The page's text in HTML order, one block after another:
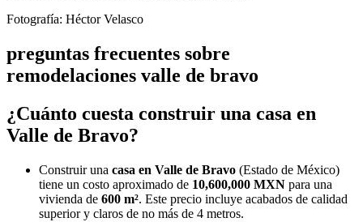
Fotografía: Héctor Velasco
preguntas frecuentes sobre
remodelaciones valle de bravo
¿Cuánto cuesta construir una casa en
Valle de Bravo?
Construir una casa en Valle de Bravo (Estado de México)
tiene un costo aproximado de 10,600,000 MXN para una
vivienda de 600 m². Este precio incluye acabados de calidad
superior y claros de no más de 4 metros.